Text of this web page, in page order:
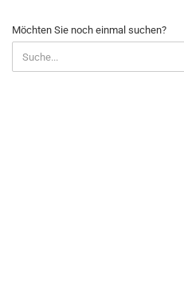
MÖCHTEN
SIE
NOCH
EINMAL
Möchten Sie noch einmal suchen?